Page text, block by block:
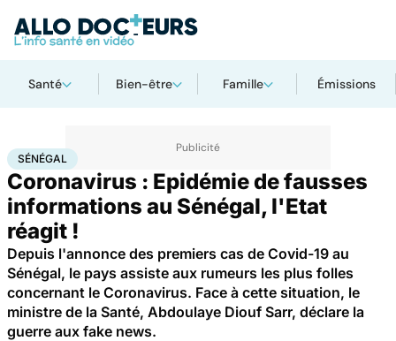
Santé Bien-être Famille Émissions
AccueilSanté Santé publiqueSénégal
SÉNÉGAL
Coronavirus : Epidémie de fausses
informations au Sénégal, l'Etat
réagit !
Depuis l'annonce des premiers cas de Covid-19 au
Sénégal, le pays assiste aux rumeurs les plus folles
concernant le Coronavirus. Face à cette situation, le
ministre de la Santé, Abdoulaye Diouf Sarr, déclare la
guerre aux fake news.